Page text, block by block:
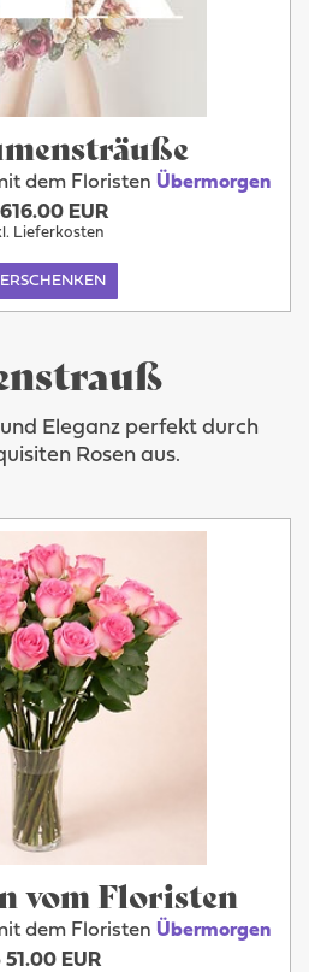
dem Floristen Übermorgen
EUR
Lieferkosten
Eleganz perfekt durch
Rosen aus.
vom Floristen
dem Floristen Übermorgen
51.00 EUR